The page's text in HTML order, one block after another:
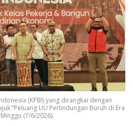
(KPBI) yang dirangkai dengan
“Peluang UU Perlindungan Buruh di Era
(7/6/2026).